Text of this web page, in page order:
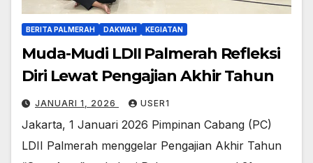
BERITA PALMERAH DAKWAH KEGIATAN
Muda-Mudi LDII Palmerah Refleksi
Diri Lewat Pengajian Akhir Tahun
JANUARI 1, 2026 USER1
Jakarta, 1 Januari 2026 Pimpinan Cabang (PC)
LDII Palmerah menggelar Pengajian Akhir Tahun